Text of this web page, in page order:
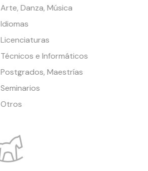
Arte, Danza, Música
Idiomas
Licenciaturas
Técnicos e Informáticos
Postgrados, Maestrías
Seminarios
Otros